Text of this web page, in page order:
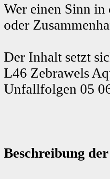
Wer einen Sinn in
oder
Der Inhalt setzt
L46 Zebrawels
Unfallfolgen 05
Beschreibung